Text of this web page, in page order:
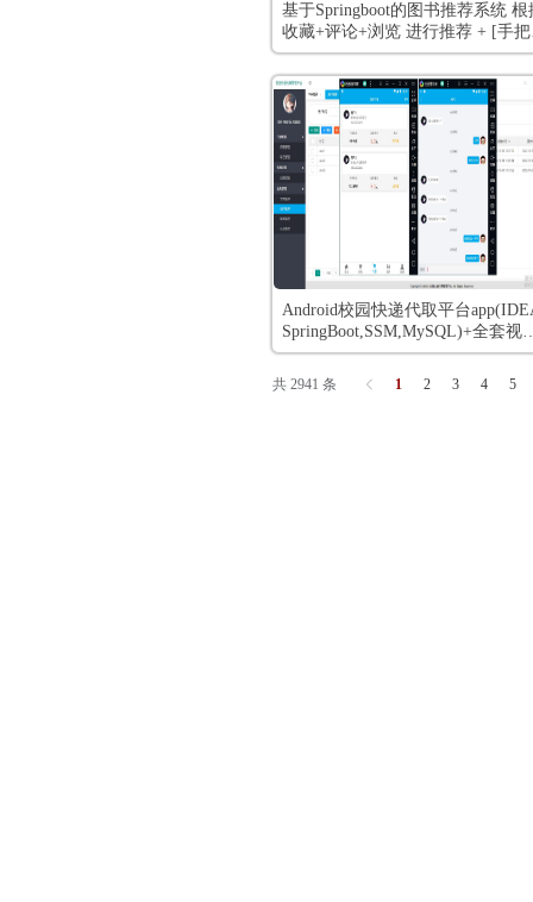
基于Springboot的图书推荐系统 根
收藏+评论+浏览 进行推荐 + [手
视频教程 和 开发文档]
Android校园快递代取平台
SpringBoot,SSM,MySQL)+全套视
教程
共 2941 条 1 2 3 4 5